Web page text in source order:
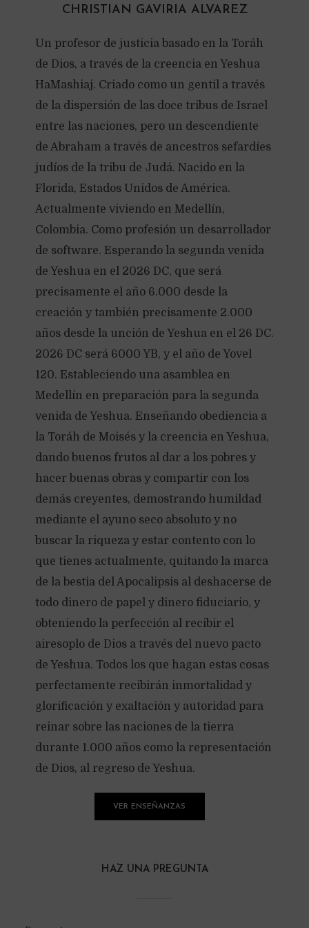
CHRISTIAN GAVIRIA ALVAREZ
Un profesor de justicia basado en la Toráh
de Dios, a través de la creencia en Yeshua
HaMashiaj. Criado como un gentil a través
de la dispersión de las doce tribus de Israel
entre las naciones, pero un descendiente
de Abraham a través de ancestros sefardíes
judíos de la tribu de Judá. Nacido en la
Florida, Estados Unidos de América.
Actualmente viviendo en Medellín,
Colombia. Como profesión un desarrollador
de software. Esperando la segunda venida
de Yeshua en el 2026 DC, que será
precisamente el año 6.000 desde la
creación y también precisamente 2.000
años desde la unción de Yeshua en el 26 DC.
2026 DC será 6000 YB, y el año de Yovel
120. Estableciendo una asamblea en
Medellín en preparación para la segunda
venida de Yeshua. Enseñando obediencia a
la Toráh de Moisés y la creencia en Yeshua,
dando buenos frutos al dar a los pobres y
hacer buenas obras y compartir con los
demás creyentes, demostrando humildad
mediante el ayuno seco absoluto y no
buscar la riqueza y estar contento con lo
que tienes actualmente, quitando la marca
de la bestia del Apocalipsis al deshacerse de
todo dinero de papel y dinero fiduciario, y
obteniendo la perfección al recibir el
airesoplo de Dios a través del nuevo pacto
de Yeshua. Todos los que hagan estas cosas
perfectamente recibirán inmortalidad y
glorificación y exaltación y autoridad para
reinar sobre las naciones de la tierra
durante 1.000 años como la representación
de Dios, al regreso de Yeshua.
VER ENSEÑANZAS
HAZ UNA PREGUNTA